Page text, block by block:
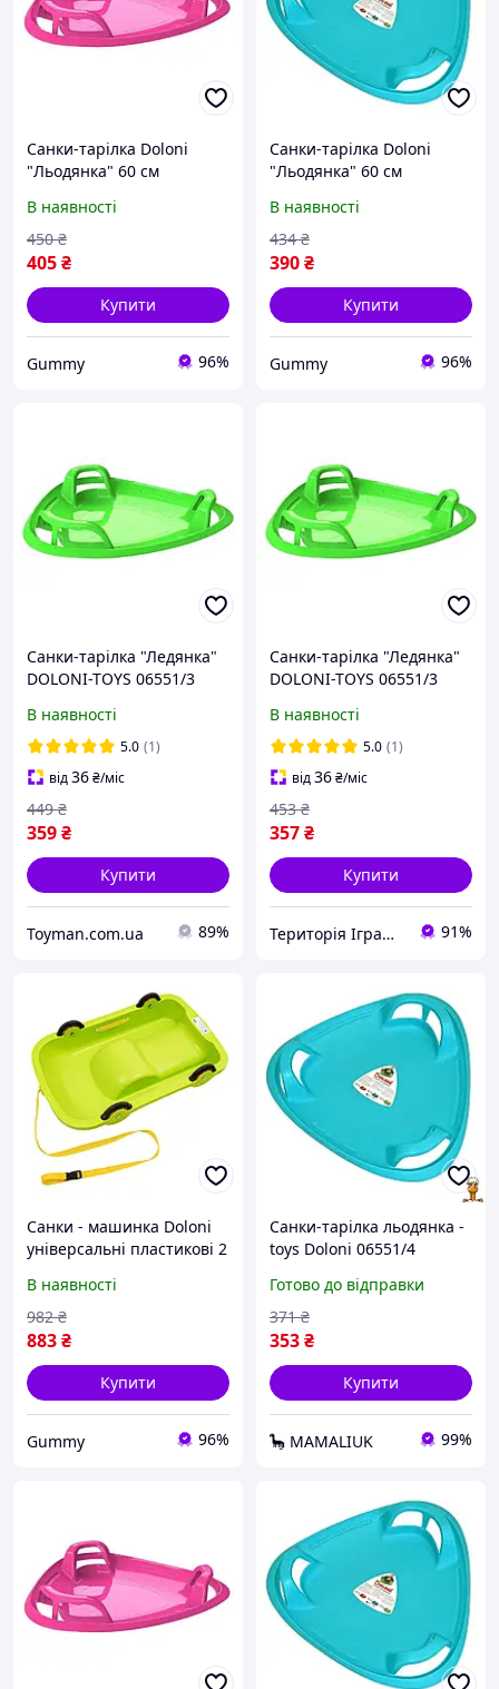
Санки-тарілка Doloni
"Льодянка" 60 см
В наявності
405₴
450 ₴
Купити
Gummy 96%
Санки-тарілка Doloni
"Льодянка" 60 см
В наявності
390₴
434 ₴
Купити
Gummy 96%
Санки-тарілка "Ледянка"
DOLONI-TOYS 06551/3
В наявності
5.0 (1)
від36₴/міс
359₴
449 ₴
Купити
Toyman.com.ua 89%
Санки-тарілка "Ледянка"
DOLONI-TOYS 06551/3
В наявності
5.0 (1)
від36₴/міс
357₴
453 ₴
Купити
Територія Іграшок 91%
Санки - машинка Doloni
універсальні пластикові 2
В наявності
883₴
982 ₴
Купити
Gummy 96%
Санки-тарілка льодянка -
toys Doloni 06551/4
Готово до відправки
353₴
371 ₴
Купити
🦕 MAMALIUK 99%